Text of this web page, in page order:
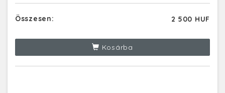
Összesen: 2 500 HUF
Kosárba